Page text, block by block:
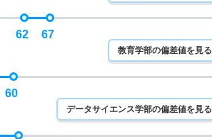
62 67
60
教育学部の偏差値を見る
データサイエンス学部の偏差値を見る